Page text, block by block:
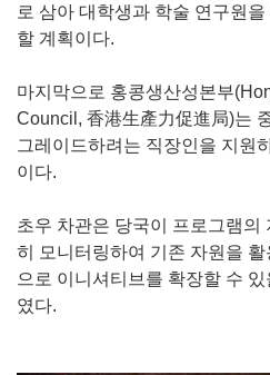
로 삼아 대학생과 학술 연구원
할 계획이다.
마지막으로 홍콩생산성본부
Council, 香港生產力促進局)는
그레이드하려는 직장인을 지원
이다.
초우 차관은 당국이 프로그램의
히 모니터링하여 기존 자원을
으로 이니셔티브를 확장할 수
였다.